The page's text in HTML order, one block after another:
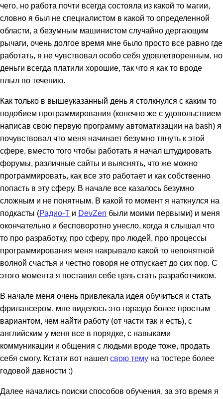
чего, но работа почти всегда состояла из какой то магии,
словно я был не специалистом в какой то определенной
области, а безумным машинистом случайно дергающим
рычаги, очень долгое время мне было просто все равно где
работать, я не чувствовал особо себя удовлетворенным, но
деньги всегда платили хорошие, так что я как то вроде
плыл по течению.
Как только в вышеуказанный день я столкнулся с каким то
подобием программирования (конечно же с удовольствием
написав свою первую программу автоматизации на bash) я
почувствовал что меня начинает безумно тянуть к этой
сфере, вместо того чтобы работать я начал штудировать
форумы, различные сайты и выяснять, что же можно
программировать, как все это работает и как собственно
попасть в эту сферу. В начале все казалось безумно
сложным и не понятным. В какой то момент я наткнулся на
подкасты (Радио-Т и DevZen были моими первыми) и меня
окончательно и бесповоротно унесло, когда я слышал что
то про разработку, про сферу, про людей, про процессы
программирования меня накрывало какой то непонятной
волной счастья и честно говоря не отпускает до сих пор. С
этого момента я поставил себе цель стать разработчиком.
В начале меня очень привлекала идея обучиться и стать
фрилансером, мне виделось это гораздо более простым
вариантом, чем найти работу (от части так и есть), с
английским у меня все в порядке, с навыками
коммуникации и общения с людьми вроде тоже, продать
себя смогу. Кстати вот нашел свою тему на тостере более
годовой давности :)
Далее начались поиски способов обучения, за это время я